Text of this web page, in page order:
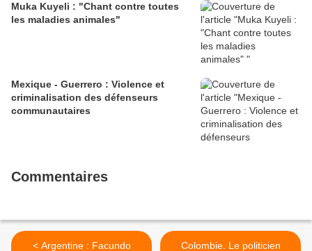
Muka Kuyeli : "Chant contre toutes
les maladies animales"
Mexique - Guerrero : Violence et
criminalisation des défenseurs
communautaires
Commentaires
< Argentine : Facundo Colombie. Le politicien